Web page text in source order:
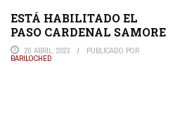
ESTÁ HABILITADO EL
PASO CARDENAL SAMORE
20 ABRIL, 2023 PUBLICADO POR
BARILOCHED